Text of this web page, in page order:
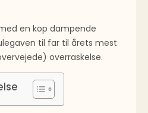
en kop dampende
til far til årets mest
overraskelse.